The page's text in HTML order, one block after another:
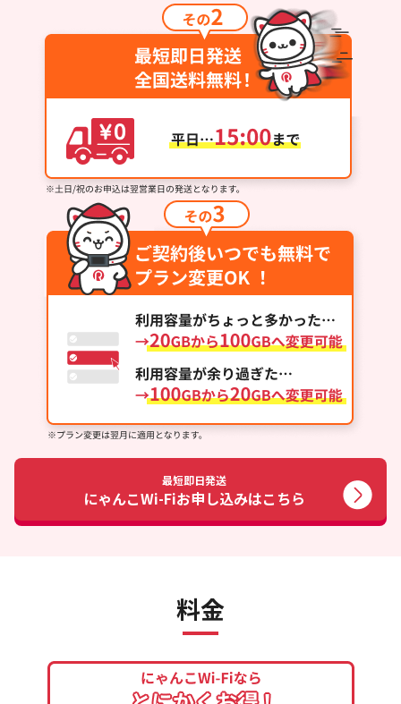
最短即日発送
にゃんこWi-Fiお申し込みはこちら
料金